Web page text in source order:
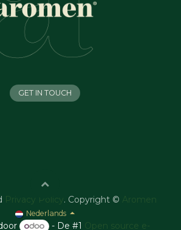
GET IN TOUCH
Privacy Policy . Copyright © Aromen
Nederlands
- De #1 Open source e-